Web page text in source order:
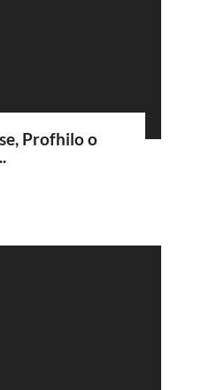
Profhilo o